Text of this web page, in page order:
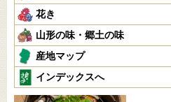
花き
山形の味・郷土の味
産地マップ
インデックスへ